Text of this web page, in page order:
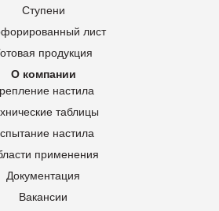
Ступени
лист
продукция
О компании
настила
таблицы
настила
применения
Документация
Вакансии